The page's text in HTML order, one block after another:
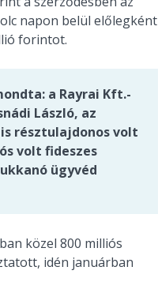
napon belül előlegként
forintot.
a Rayrai Kft.-
László, az
résztulajdonos volt
volt fideszes
ügyvéd
közel 800 milliós
idén januárban